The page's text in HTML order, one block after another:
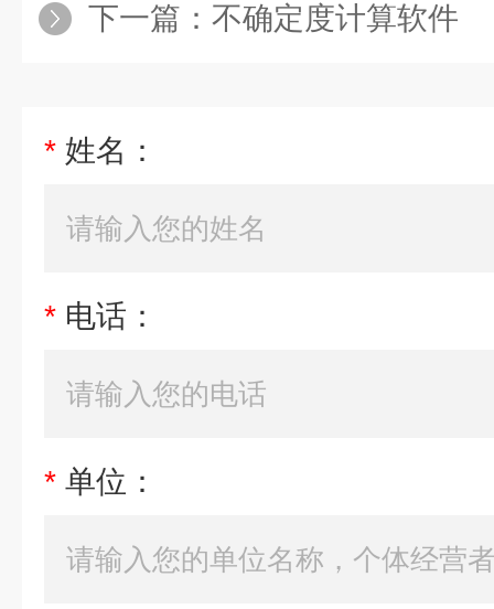
下一篇： 不确定度计算软件
* 姓名：
* 电话：
* 单位：